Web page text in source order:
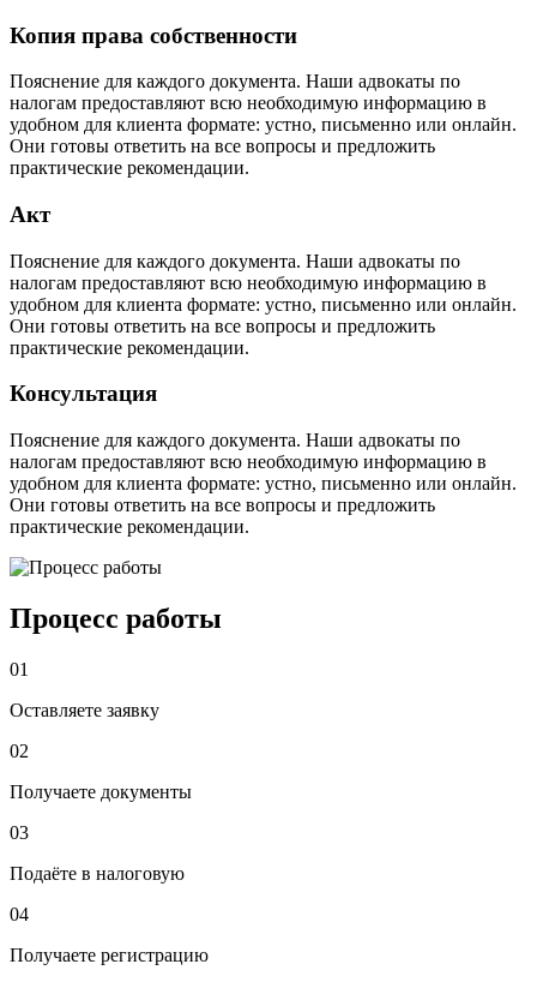
Копия права собственности
Пояснение для каждого документа. Наши адвокаты по
налогам предоставляют всю необходимую информацию в
удобном для клиента формате: устно, письменно или онлайн.
Они готовы ответить на все вопросы и предложить
практические рекомендации.
Акт
Пояснение для каждого документа. Наши адвокаты по
налогам предоставляют всю необходимую информацию в
удобном для клиента формате: устно, письменно или онлайн.
Они готовы ответить на все вопросы и предложить
практические рекомендации.
Консультация
Пояснение для каждого документа. Наши адвокаты по
налогам предоставляют всю необходимую информацию в
удобном для клиента формате: устно, письменно или онлайн.
Они готовы ответить на все вопросы и предложить
практические рекомендации.
Процесс работы
01
Оставляете заявку
02
Получаете документы
03
Подаёте в налоговую
04
Получаете регистрацию